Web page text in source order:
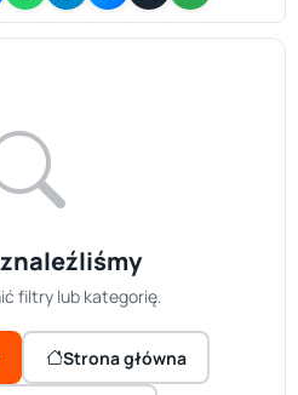
filtry lub kategorię.
Strona główna